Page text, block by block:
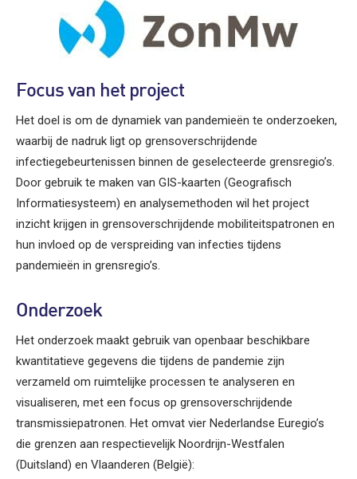
Focus van het project
Het doel is om de dynamiek van pandemieën te onderzoeken,
waarbij de nadruk ligt op grensoverschrijdende
infectiegebeurtenissen binnen de geselecteerde grensregio’s.
Door gebruik te maken van GIS-kaarten (Geografisch
Informatiesysteem) en analysemethoden wil het project
inzicht krijgen in grensoverschrijdende mobiliteitspatronen en
hun invloed op de verspreiding van infecties tijdens
pandemieën in grensregio’s.
Onderzoek
Het onderzoek maakt gebruik van openbaar beschikbare
kwantitatieve gegevens die tijdens de pandemie zijn
verzameld om ruimtelijke processen te analyseren en
visualiseren, met een focus op grensoverschrijdende
transmissiepatronen. Het omvat vier Nederlandse Euregio’s
die grenzen aan respectievelijk Noordrijn-Westfalen
(Duitsland) en Vlaanderen (België):